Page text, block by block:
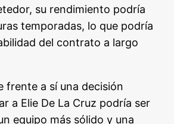
su rendimiento podría
temporadas, lo que podría
del contrato a largo
frente a sí una decisión
a Elie De La Cruz podría ser
equipo más sólido y una